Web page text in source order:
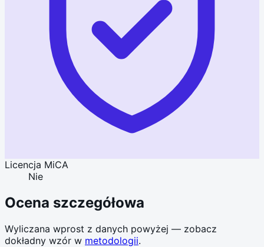
Licencja MiCA
Nie
Ocena szczegółowa
Wyliczana wprost z danych powyżej — zobacz
dokładny wzór w metodologii.